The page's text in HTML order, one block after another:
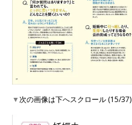
▼次の画像は下へスクロール (15/37)